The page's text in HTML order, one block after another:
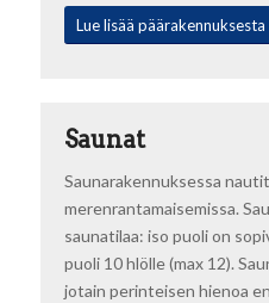
Lue lisää päärakennuksesta
Saunat
Saunarakennuksessa
merenrantamaisemissa.
saunatilaa: iso puoli on
puoli 10 hlölle (max 12).
jotain perinteisen hienoa